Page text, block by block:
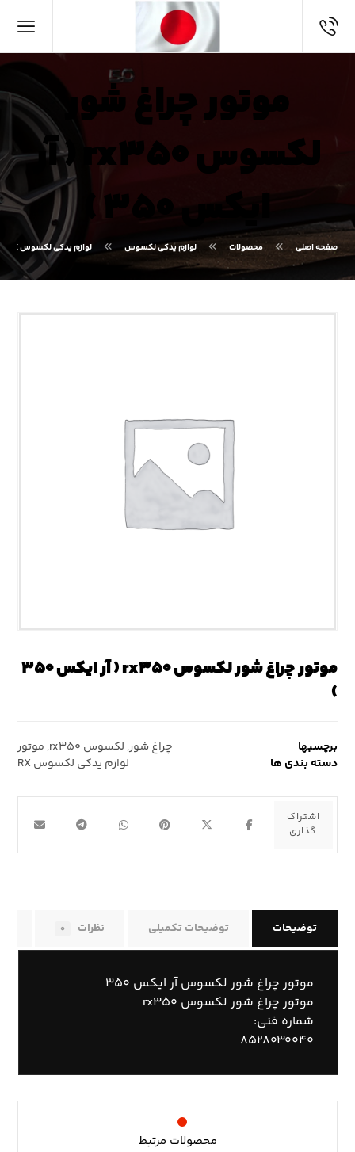
موتور چراغ شور
لکسوس rx۳۵۰ ( آر
ایکس ۳۵۰ )
صفحه اصلی محصولات لوازم یدکی لکسوس لوازم یدکی لکسوس RX
موتور چراغ شور لکسوس rx۳۵۰ ( آر ایکس ۳۵۰
)
برچسبها چراغ شور, لکسوس rx۳۵۰ , موتور
دسته بندی ها
لوازم یدکی لکسوس RX
توضیحات توضیحات تکمیلی نظرات ۰
موتور چراغ شور لکسوس آر ایکس ۳۵۰
موتور چراغ شور لکسوس rx۳۵۰
شماره فنی:
۸۵۲۸۰۳۰۰۴۰
محصولات مرتبط